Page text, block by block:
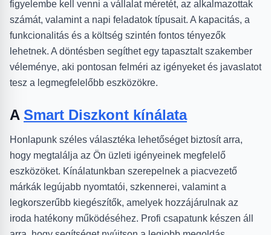
figyelembe kell venni a vállalat méretét, az alkalmazottak
számát, valamint a napi feladatok típusait. A kapacitás, a
funkcionalitás és a költség szintén fontos tényezők
lehetnek. A döntésben segíthet egy tapasztalt szakember
véleménye, aki pontosan felméri az igényeket és javaslatot
tesz a legmegfelelőbb eszközökre.
A Smart Diszkont kínálata
Honlapunk széles választéka lehetőséget biztosít arra,
hogy megtalálja az Ön üzleti igényeinek megfelelő
eszközöket. Kínálatunkban szerepelnek a piacvezető
márkák legújabb nyomtatói, szkennerei, valamint a
legkorszerűbb kiegészítők, amelyek hozzájárulnak az
iroda hatékony működéséhez. Profi csapatunk készen áll